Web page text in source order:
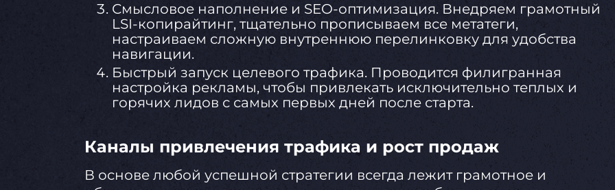
Смысловое наполнение и SEO-оптимизация. Внедряем грамотный
LSI-копирайтинг, тщательно прописываем все метатеги,
настраиваем сложную внутреннюю перелинковку для удобства
навигации.
Быстрый запуск целевого трафика. Проводится филигранная
настройка рекламы, чтобы привлекать исключительно теплых и
горячих лидов с самых первых дней после старта.
Каналы привлечения трафика и рост продаж
В основе любой успешной стратегии всегда лежит грамотное и